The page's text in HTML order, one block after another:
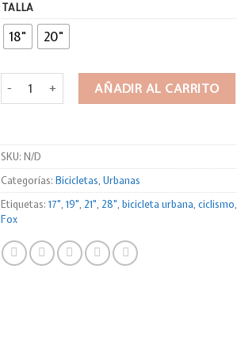
TALLA
18" 20"
Leader Fox NEBA / 2021-4 cantidad
AÑADIR AL CARRITO
SKU: N/D
Categorías: Bicicletas, Urbanas
Etiquetas: 17", 19", 21", 28", bicicleta urbana, ciclismo,
Fox